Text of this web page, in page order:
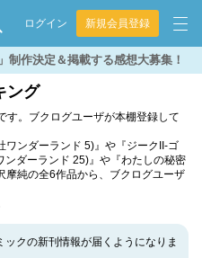
ログイン 新規会員登録
制作決定＆掲載する感想大募集！
ング
す。ブクログユーザが本棚登録して
ワンダーランド 5)』や『ジークII-ゴ
ンダーランド 25)』や『わたしの秘密
摩純の全6作品から、ブクログユーザ
クの新刊情報が届くようになりま